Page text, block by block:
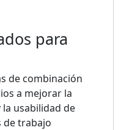
para
de combinación
a mejorar la
usabilidad de
de trabajo